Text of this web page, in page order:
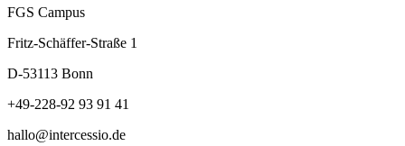
FGS Campus
Fritz-Schäffer-Straße 1
D-53113 Bonn
+49-228-92 93 91 41
hallo@intercessio.de